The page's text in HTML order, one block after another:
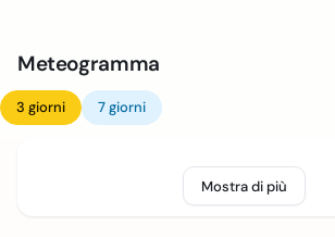
Meteogramma
3 giorni 7 giorni
Mostra di più